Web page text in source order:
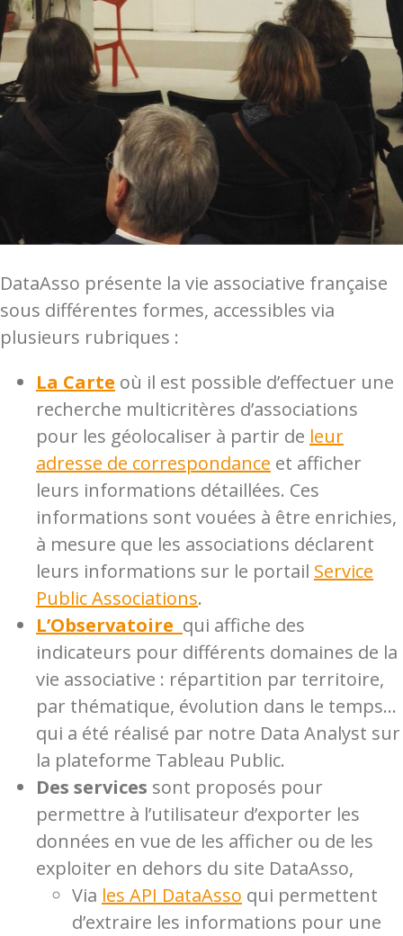
DataAsso présente la vie associative française
sous différentes formes, accessibles via
plusieurs rubriques :
La Carte où il est possible d’effectuer une
recherche multicritères d’associations
pour les géolocaliser à partir de leur
adresse de correspondance et afficher
leurs informations détaillées. Ces
informations sont vouées à être enrichies,
à mesure que les associations déclarent
leurs informations sur le portail Service
Public Associations.
L’Observatoire qui affiche des
indicateurs pour différents domaines de la
vie associative : répartition par territoire,
par thématique, évolution dans le temps…
qui a été réalisé par notre Data Analyst sur
la plateforme Tableau Public.
Des services sont proposés pour
permettre à l’utilisateur d’exporter les
données en vue de les afficher ou de les
exploiter en dehors du site DataAsso,
Via les API DataAsso qui permettent
d’extraire les informations pour une